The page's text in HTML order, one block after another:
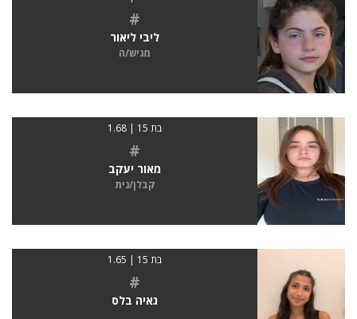
#
ליבי ליאור
מגיש/ה
בת 15 | 1.68
#
מאור יעקב
קבלן/נית
בת 15 | 1.65
#
גאיה בלס